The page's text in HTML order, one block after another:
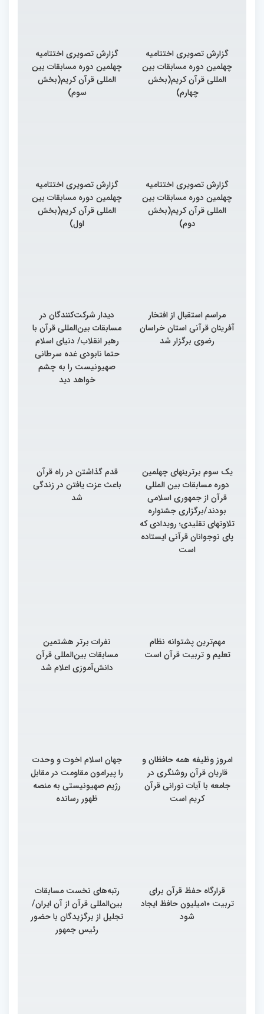
گزارش تصویری اختتامیه
چهلمین دوره مسابقات بین
المللی قرآن کریم(بخش
چهارم)
گزارش تصویری اختتامیه
چهلمین دوره مسابقات بین
المللی قرآن کریم(بخش
سوم)
گزارش تصویری اختتامیه
چهلمین دوره مسابقات بین
المللی قرآن کریم(بخش
دوم)
گزارش تصویری اختتامیه
چهلمین دوره مسابقات بین
المللی قرآن کریم(بخش
اول)
مراسم استقبال از افتخار
آفرینان قرآنی استان خراسان
رضوی برگزار شد
دیدار شرکت‌کنندگان در
مسابقات بین‌المللی قرآن با
رهبر انقلاب/ دنیای اسلام
حتما نابودی غده سرطانی
صهیونیست را به چشم
خواهد دید
یک سوم برترینهای چهلمین
دوره مسابقات بین المللی
قرآن از جمهوری اسلامی
بودند/برگزاری جشنواره
تلاوتهای تقلیدی؛ رویدادی که
پای نوجوانان قرآنی ایستاده
است
قدم گذاشتن در راه قرآن
باعث عزت یافتن در زندگی
شد
مهم‌ترین پشتوانه نظام
تعلیم و تربیت قرآن است
نفرات برتر هشتمین
مسابقات بین‌المللی قرآن
دانش‌آموزی اعلام شد
امروز وظیفه همه حافظان و
قاریان قرآن روشنگری در
جامعه با آیات نورانی قرآن
کریم است
جهان اسلام اخوت و وحدت
را پیرامون مقاومت در مقابل
رژیم صهیونیستی به منصه
ظهور رسانده
قرارگاه حفظ قرآن برای
تربیت ۱۰میلیون حافظ ایجاد
شود
رتبه‌های نخست مسابقات
بین‌المللی قرآن از آن ایران/
تجلیل از برگزیدگان با حضور
رئیس جمهور